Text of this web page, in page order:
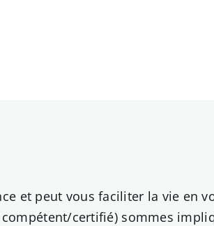
et peut vous faciliter la vie en
certifié) sommes